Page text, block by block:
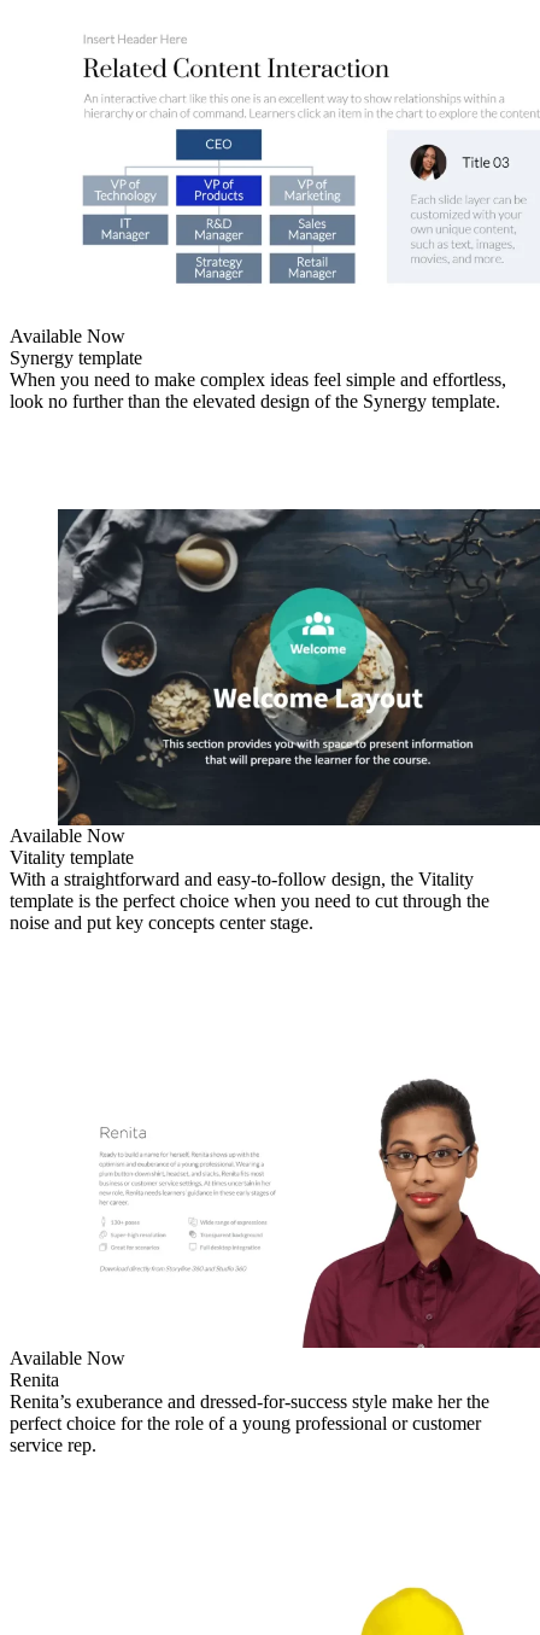
Available Now
Synergy template
When you need to make complex ideas feel simple and effortless,
look no further than the elevated design of the Synergy template.
Available Now
Vitality template
With a straightforward and easy-to-follow design, the Vitality
template is the perfect choice when you need to cut through the
noise and put key concepts center stage.
Available Now
Renita
Renita’s exuberance and dressed-for-success style make her the
perfect choice for the role of a young professional or customer
service rep.